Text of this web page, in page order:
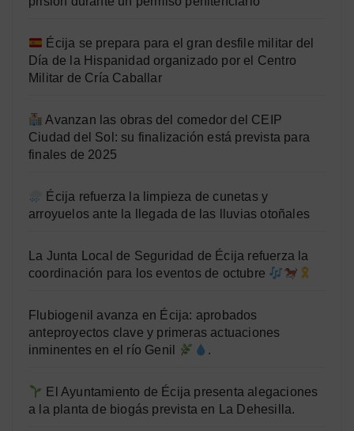
Écija se prepara para el gran desfile militar del
Día de la Hispanidad organizado por el Centro
Militar de Cría Caballar
Avanzan las obras del comedor del CEIP
Ciudad del Sol: su finalización está prevista para
finales de 2025
Écija refuerza la limpieza de cunetas y
arroyuelos ante la llegada de las lluvias otoñales
La Junta Local de Seguridad de Écija refuerza la
coordinación para los eventos de octubre
Flubiogenil avanza en Écija: aprobados
anteproyectos clave y primeras actuaciones
inminentes en el río Genil
.
El Ayuntamiento de Écija presenta alegaciones
a la planta de biogás prevista en La Dehesilla.